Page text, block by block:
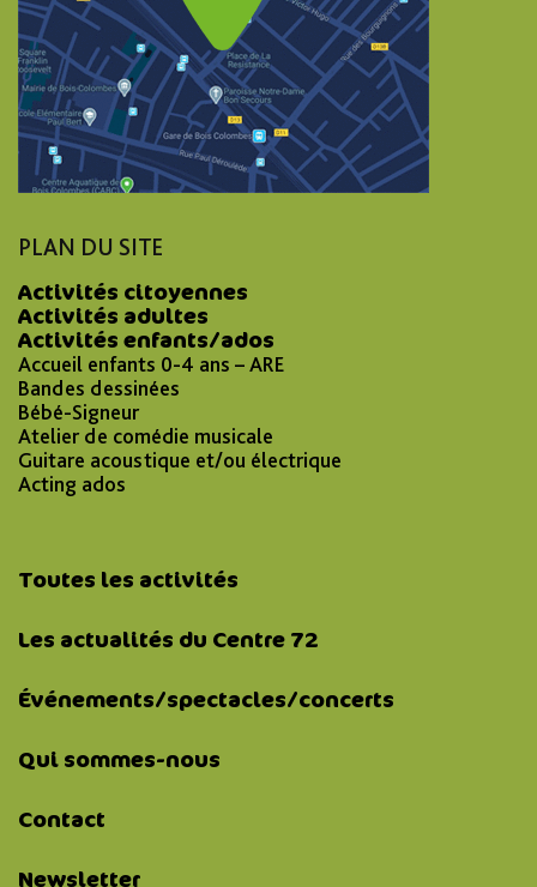
PLAN DU SITE
Activités citoyennes
Activités adultes
Activités enfants/ados
Accueil enfants 0-4 ans – ARE
Bandes dessinées
Bébé-Signeur
Atelier de comédie musicale
Guitare acoustique et/ou électrique
Acting ados
Toutes les activités
Les actualités du Centre 72
Événements/spectacles/concerts
Qui sommes-nous
Contact
Newsletter